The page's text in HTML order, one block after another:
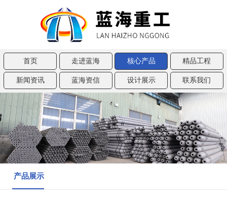
首页 走进蓝海 核心产品 精品工程
新闻资讯 蓝海资信 设计展示 联系我们
产品展示